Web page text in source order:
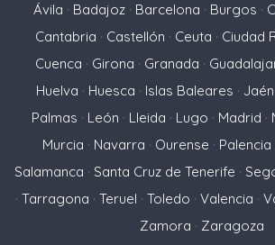
Ávila · Badajoz · Barcelona · Burgos ·
Cantabria · Castellón · Ceuta · Ciudad
Cuenca · Girona · Granada ·
Huelva · Huesca · Islas Baleares · Jaén
Palmas · León · Lleida · Lugo · Madrid ·
Murcia · Navarra · Ourense · Palencia
Salamanca · Santa Cruz de Tenerife ·
· Tarragona · Teruel · Toledo · Valencia ·
Zamora · Zaragoza